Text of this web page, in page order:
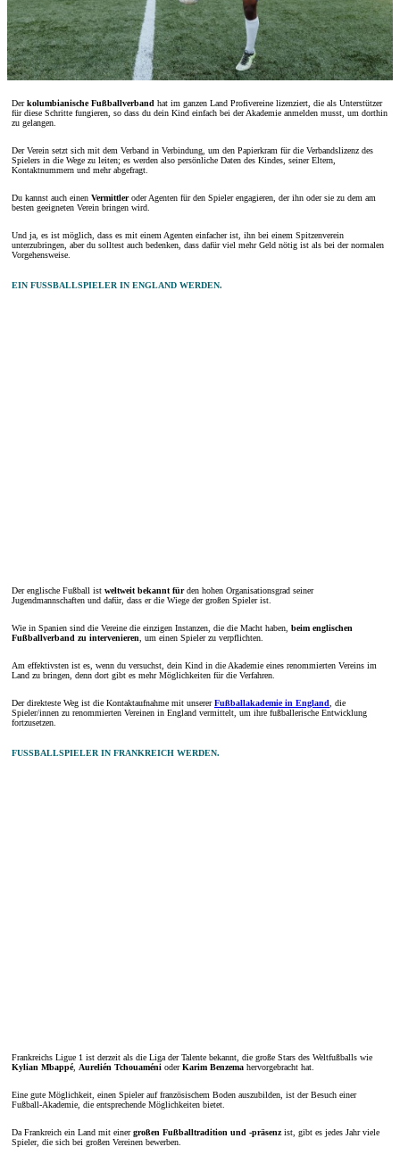
Derkolumbianische Fußballverband hat im ganzen Land Profivereine lizenziert, die als Unterstützer
für diese Schritte fungieren, so dass du dein Kind einfach bei der Akademie anmelden musst, um dorthin
zu gelangen.
Der Verein setzt sich mit dem Verband in Verbindung, um den Papierkram für die Verbandslizenz des
Spielers in die Wege zu leiten; es werden also persönliche Daten des Kindes, seiner Eltern,
Kontaktnummern und mehr abgefragt.
Du kannst auch einen Vermittleroder Agenten für den Spieler engagieren, der ihn oder sie zu dem am
besten geeigneten Verein bringen wird.
Und ja, es ist möglich, dass es mit einem Agenten einfacher ist, ihn bei einem Spitzenverein
unterzubringen, aber du solltest auch bedenken, dass dafür viel mehr Geld nötig ist als bei der normalen
Vorgehensweise.
EIN FUSSBALLSPIELER IN ENGLAND WERDEN.
Der englische Fußball ist weltweit bekannt fürden hohen Organisationsgrad seiner
Jugendmannschaften und dafür, dass er die Wiege der großen Spieler ist.
Wie in Spanien sind die Vereine die einzigen Instanzen, die die Macht haben, beim englischen
Fußballverband zu intervenieren , um einen Spieler zu verpflichten.
Am effektivsten ist es, wenn du versuchst, dein Kind in die Akademie eines renommierten Vereins im
Land zu bringen, denn dort gibt es mehr Möglichkeiten für die Verfahren.
Der direkteste Weg ist die Kontaktaufnahme mit unsererFußballakademie in England , die
Spieler/innen zu renommierten Vereinen in England vermittelt, um ihre fußballerische Entwicklung
fortzusetzen.
FUSSBALLSPIELER IN FRANKREICH WERDEN.
Frankreichs Ligue 1 ist derzeit als die Liga der Talente bekannt, die große Stars des Weltfußballs wie
Kylian Mbappé, Aurelién Tchouaméni oderKarim Benzema hervorgebracht hat.
Eine gute Möglichkeit, einen Spieler auf französischem Boden auszubilden, ist der Besuch einer
Fußball-Akademie, die entsprechende Möglichkeiten bietet.
Da Frankreich ein Land mit einergroßen Fußballtradition und -präsenzist, gibt es jedes Jahr viele
Spieler, die sich bei großen Vereinen bewerben.